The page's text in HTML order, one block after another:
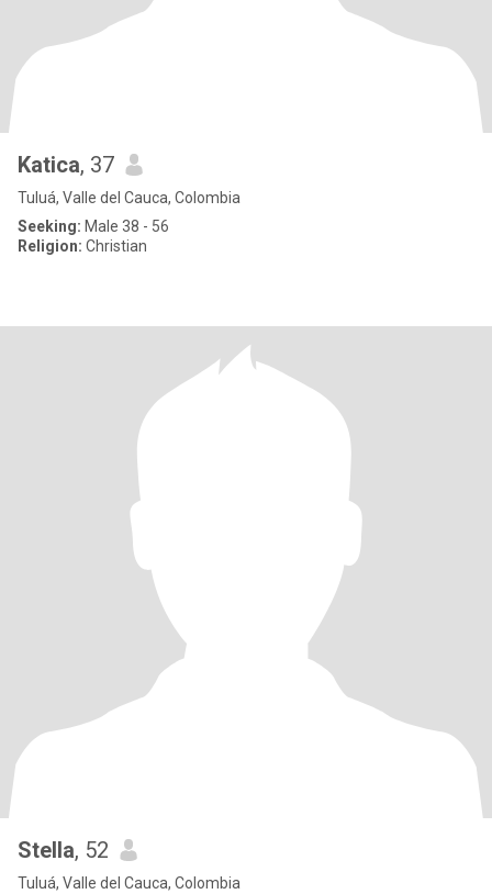
Katica, 37
Tuluá, Valle del Cauca, Colombia
Seeking: Male 38 - 56
Religion: Christian
Stella, 52
Tuluá, Valle del Cauca, Colombia